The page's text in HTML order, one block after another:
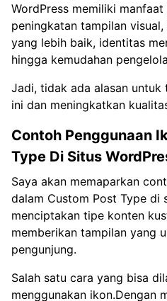
WordPress memiliki
peningkatan tampilan
yang lebih baik, identitas
hingga kemudahan
Jadi, tidak ada alasan
ini dan meningkatkan
Contoh Penggunaan
Type Di Situs
Saya akan memaparkan
dalam Custom Post Type di
menciptakan tipe konten
memberikan tampilan yang
pengunjung.
Salah satu cara yang bisa
menggunakan ikon.Dengan